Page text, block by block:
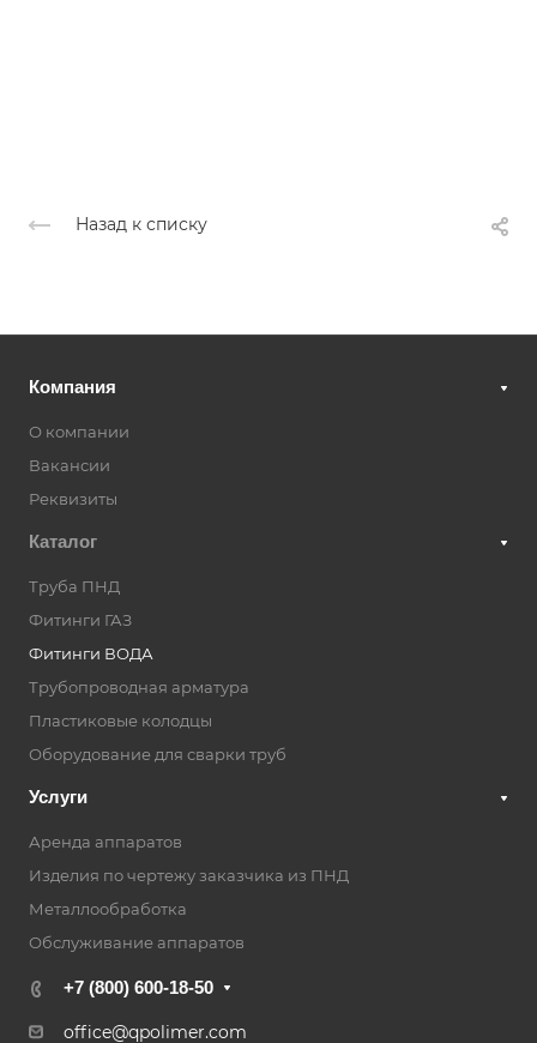
Назад к списку
Компания
О компании
Вакансии
Реквизиты
Каталог
Труба ПНД
Фитинги ГАЗ
Фитинги ВОДА
Трубопроводная арматура
Пластиковые колодцы
Оборудование для сварки труб
Услуги
Аренда аппаратов
Изделия по чертежу заказчика из ПНД
Металлообработка
Обслуживание аппаратов
+7 (800) 600-18-50
office@qpolimer.com